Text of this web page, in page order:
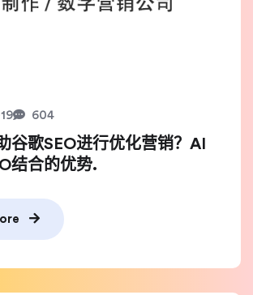
604
谷歌SEO进行优化营销？AI
结合的优势.